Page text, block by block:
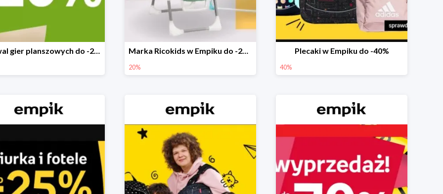
Festiwal gier planszowych do -20% Marka Ricokids w Empiku do -20%
20%
Plecaki w Empiku do -40%
40%